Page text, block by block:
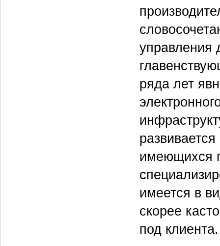
управления
ряда лет
имеющихся
имеется в
скорее
под клиента.